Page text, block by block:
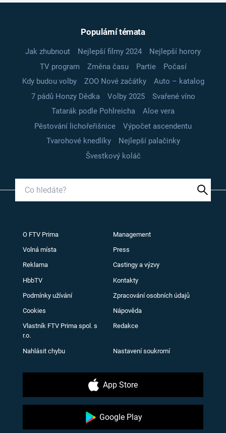
Populární témata
Jak zhubnout Nejlepší filmy 2024
Nejlepší horory
TV program
Změna času Partie
Počasí
Kdy budou volby
ZOO Nové začátky
Auto – katalog
7 pádů Honzy Dědka
Volby 2025
Svařené víno
Tatarák podle Pohlreicha
Aloe vera
Pěstování lichořeřišnice
Výpočet ascendentu
Tvarohové knedlíky
Nejlepší palačinky
Švestkový koláč
O FTV Prima Management
Volná místa Press
Reklama Castingy a výzvy
HbbTV Kontakty
Podmínky užívání Zpracování osobních údajů
Cookies Nápověda
Vlastník FTV Prima spol. s
r.o.
Redakce
Nahlásit chybu Nastavení soukromí
App Store
Google Play